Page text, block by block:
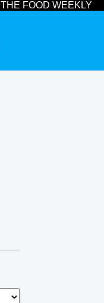
THE FOOD WEEKLY